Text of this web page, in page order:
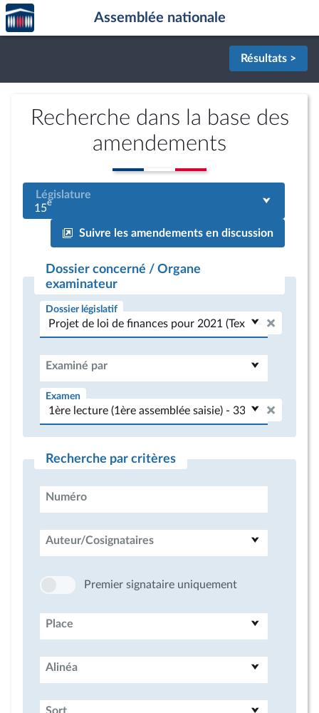
Aller au contenu
Aller en bas de la page
Accèder
à la
page
Assemblée nationale
Résultats >
Recherche dans la base des
amendements
Législature
15e
Suivre les amendements en discussion
Dossier concerné / Organe
examinateur
Dossier législatif
Examiné par
Examen
Recherche par critères
Numéro
Auteur/Cosignataires
Premier signataire uniquement
Place
Alinéa